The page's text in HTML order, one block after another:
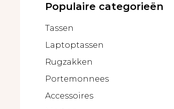
Populaire categorieën
Tassen
Laptoptassen
Rugzakken
Portemonnees
Accessoires